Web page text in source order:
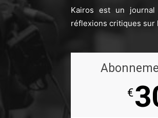
Kairos est un journal
réflexions critiques sur
€